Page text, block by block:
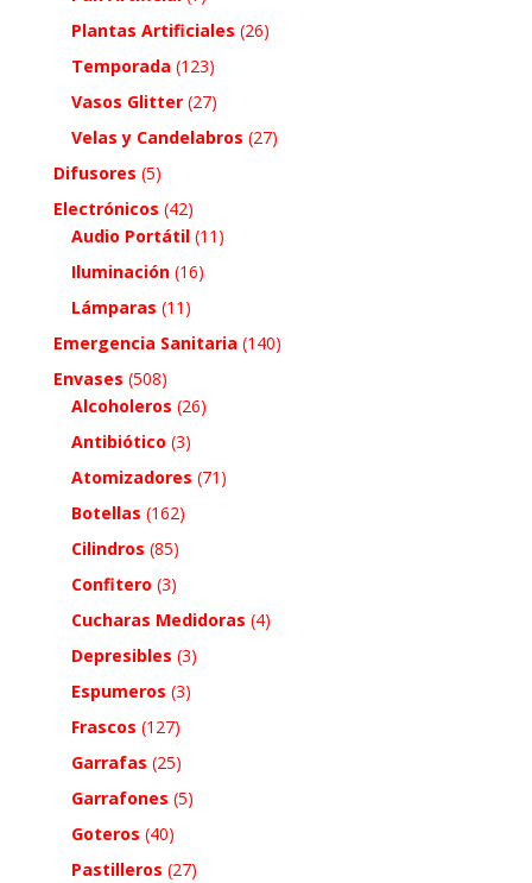
Plantas Artificiales (26)
Temporada (123)
Vasos Glitter (27)
Velas y Candelabros (27)
Difusores (5)
Electrónicos (42)
Audio Portátil (11)
Iluminación (16)
Lámparas (11)
Emergencia Sanitaria (140)
Envases (508)
Alcoholeros (26)
Antibiótico (3)
Atomizadores (71)
Botellas (162)
Cilindros (85)
Confitero (3)
Cucharas Medidoras (4)
Depresibles (3)
Espumeros (3)
Frascos (127)
Garrafas (25)
Garrafones (5)
Goteros (40)
Pastilleros (27)